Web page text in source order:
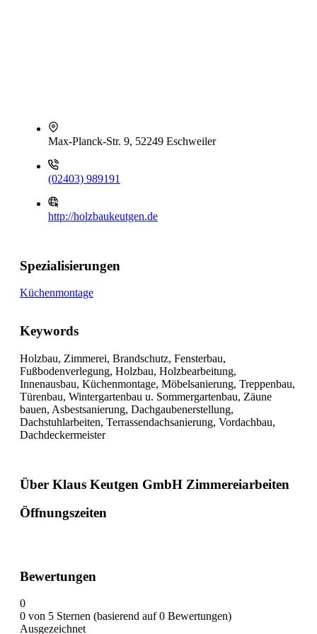
Max-Planck-Str. 9, 52249 Eschweiler
(02403) 989191
http://holzbaukeutgen.de
Spezialisierungen
Küchenmontage
Keywords
Holzbau, Zimmerei, Brandschutz, Fensterbau,
Fußbodenverlegung, Holzbau, Holzbearbeitung,
Innenausbau, Küchenmontage, Möbelsanierung, Treppenbau,
Türenbau, Wintergartenbau u. Sommergartenbau, Zäune
bauen, Asbestsanierung, Dachgaubenerstellung,
Dachstuhlarbeiten, Terrassendachsanierung, Vordachbau,
Dachdeckermeister
Über Klaus Keutgen GmbH Zimmereiarbeiten
Öffnungszeiten
Bewertungen
0
0 von 5 Sternen (basierend auf 0 Bewertungen)
Ausgezeichnet